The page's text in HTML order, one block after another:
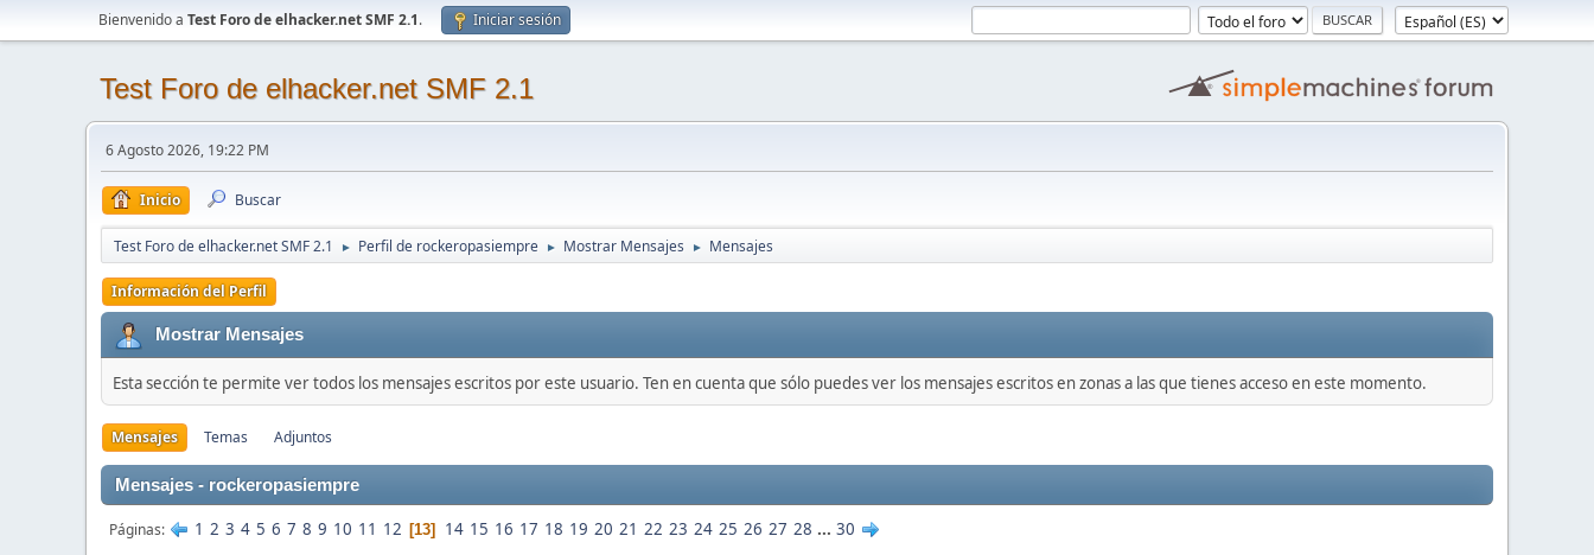
Bienvenido a Test Foro de elhacker.net SMF 2.1. Iniciar sesión
Test Foro de elhacker.net SMF 2.1
6 Agosto 2026, 19:22 PM
Inicio Buscar
Test Foro de elhacker.net SMF 2.1 ► Perfil de rockeropasiempre ► Mostrar Mensajes ► Mensajes
Información del Perfil
Mostrar Mensajes
Esta sección te permite ver todos los mensajes escritos por este usuario. Ten en cuenta que sólo puedes ver los mensajes escritos en zonas a las que tienes acceso en este momento.
Mensajes Temas Adjuntos
Mensajes - rockeropasiempre
Páginas 1 2 3 4 5 6 7 8 9 10 11 12 13 14 15 16 17 18 19 20 21 22 23 24 25 26 27 28 ... 30